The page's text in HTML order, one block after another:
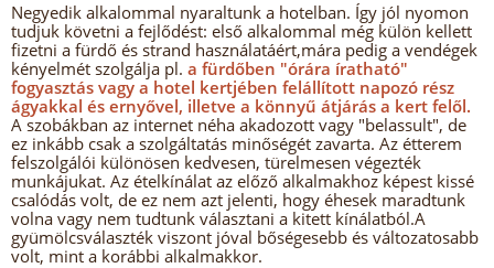
Negyedik alkalommal nyaraltunk a hotelban. Így jól nyomon
tudjuk követni a fejlődést: első alkalommal még külön kellett
fizetni a fürdő és strand használatáért,mára pedig a vendégek
kényelmét szolgálja pl. a fürdőben "órára íratható"
fogyasztás vagy a hotel kertjében felállított napozó rész
ágyakkal és ernyővel, illetve a könnyű átjárás a kert felől.
A szobákban az internet néha akadozott vagy "belassult", de
ez inkább csak a szolgáltatás minőségét zavarta. Az étterem
felszolgálói különösen kedvesen, türelmesen végezték
munkájukat. Az ételkínálat az előző alkalmakhoz képest kissé
csalódás volt, de ez nem azt jelenti, hogy éhesek maradtunk
volna vagy nem tudtunk választani a kitett kínálatból.A
gyümölcsválaszték viszont jóval bőségesebb és változatosabb
volt, mint a korábbi alkalmakkor.